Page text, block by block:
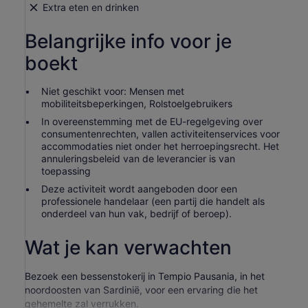
Extra eten en drinken
Belangrijke info voor je
boekt
Niet geschikt voor: Mensen met
mobiliteitsbeperkingen, Rolstoelgebruikers
In overeenstemming met de EU-regelgeving over
consumentenrechten, vallen activiteitenservices voor
accommodaties niet onder het herroepingsrecht. Het
annuleringsbeleid van de leverancier is van
toepassing
Deze activiteit wordt aangeboden door een
professionele handelaar (een partij die handelt als
onderdeel van hun vak, bedrijf of beroep).
Wat je kan verwachten
Bezoek een bessenstokerij in Tempio Pausania, in het
noordoosten van Sardinië, voor een ervaring die het
gehemelte zal verrukken.